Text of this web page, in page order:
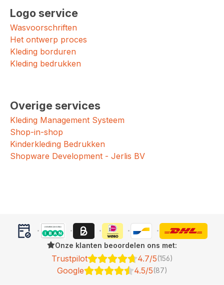
Logo service
Wasvoorschriften
Het ontwerp proces
Kleding borduren
Kleding bedrukken
Overige services
Kleding Management Systeem
Shop-in-shop
Kinderkleding Bedrukken
Shopware Development - Jerlis BV
Onze klanten beoordelen ons met:
Trustpilot 4.7/5(156)
Google 4.5/5(87)